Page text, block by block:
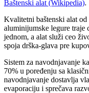
Baštenski alat (Wikipedia).
Kvalitetni baštenski alat
aluminijumske legure traje
jednom, a alat služi ceo
spoja drška-glava pre
Sistem za navodnjavanje
70% u poređenju sa
navodnjavanje dostavlja
evaporaciju i sprečava